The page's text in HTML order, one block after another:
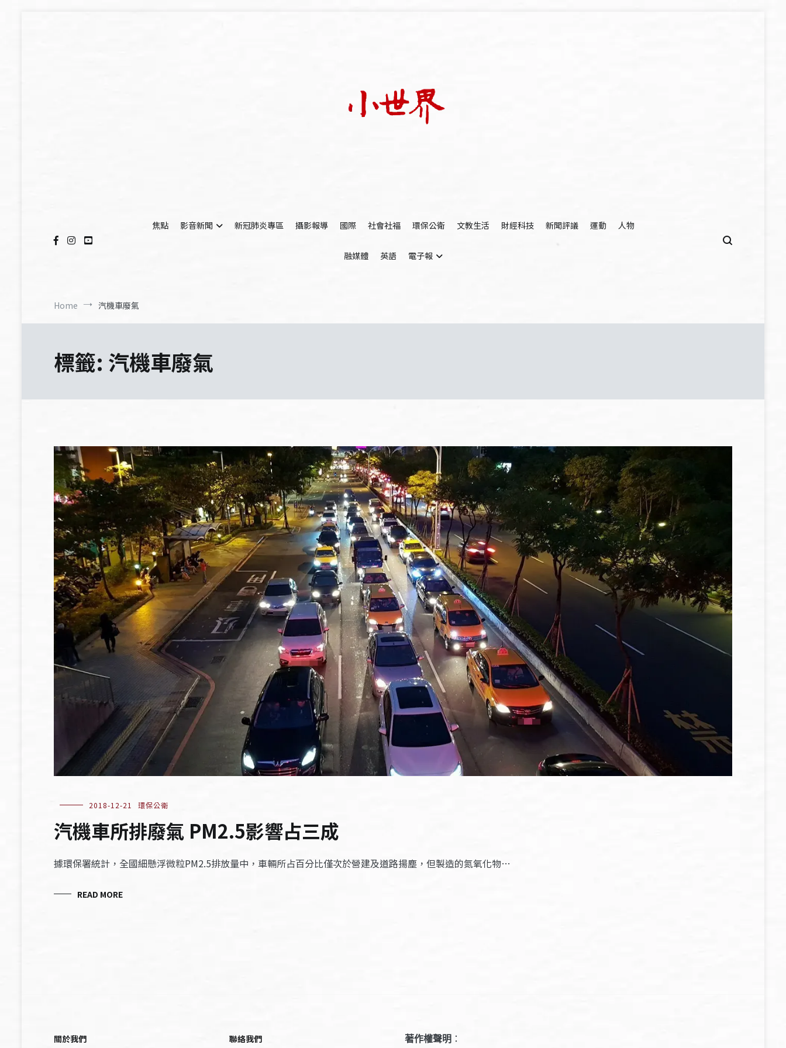
焦點
影音新聞 新冠肺炎專區 攝影報導 國際 社會社福 環保公衛 文教生活 財經科技 新聞評議 運動 人物
融媒體 英語 電子報
Home 汽機車廢氣
標籤: 汽機車廢氣
2018-12-21 環保公衛
汽機車所排廢氣 PM2.5影響占三成
據環保署統計，全國細懸浮微粒PM2.5排放量中，車輛所占百分比僅次於營建及道路揚塵，但製造的氮氧化物…
READ MORE
關於我們 聯絡我們 著作權聲明 ：